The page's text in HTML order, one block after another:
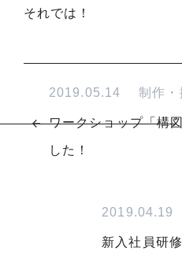
それでは！
2019.05.14 制作・
ワークショップ「構
した！
2019.04.19
新入社員研